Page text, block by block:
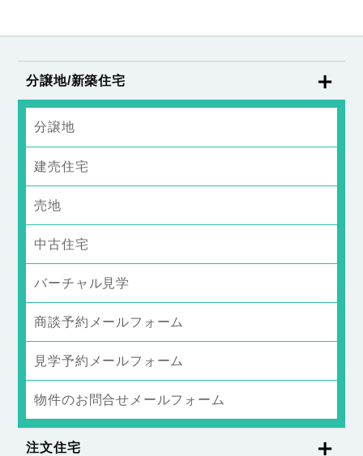
分譲地/新築住宅
分譲地
建売住宅
売地
中古住宅
バーチャル見学
商談予約メールフォーム
見学予約メールフォーム
物件のお問合せメールフォーム
注文住宅